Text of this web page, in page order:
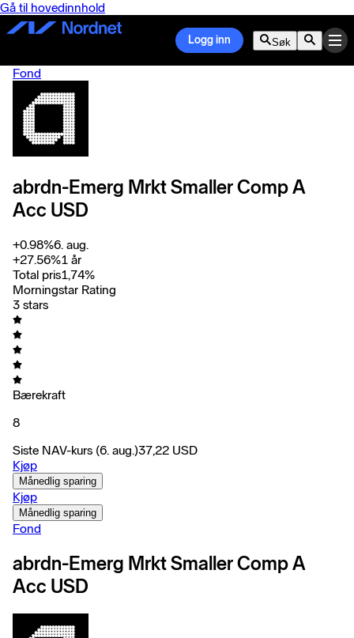
Gå til hovedinnhold
Logg inn Søk
Fond
abrdn-Emerg Mrkt Smaller Comp A
Acc USD
+0.98%6. aug.
+27.56%1 år
Total pris1,74%
Morningstar Rating
3 stars
Bærekraft
8
Siste NAV-kurs (6. aug.)37,22 USD
Kjøp
Månedlig sparing
Kjøp
Månedlig sparing
Fond
abrdn-Emerg Mrkt Smaller Comp A
Acc USD